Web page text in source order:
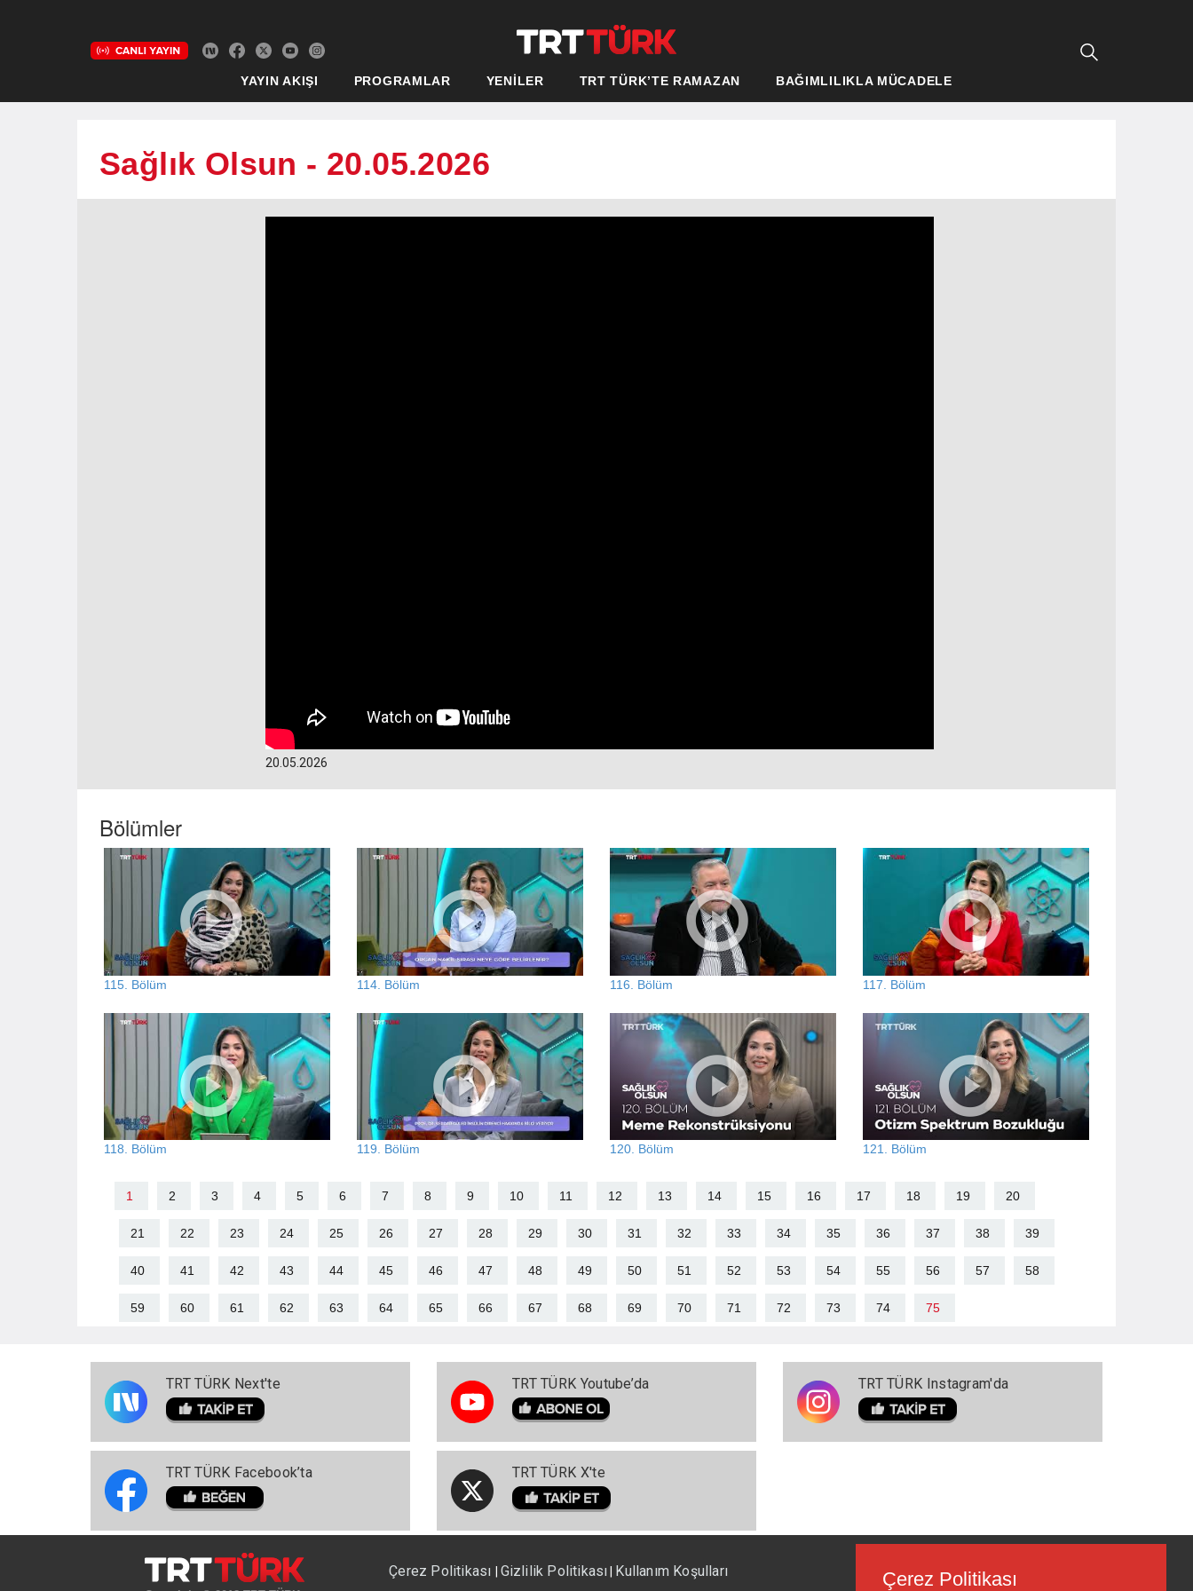
YAYIN AKIŞI PROGRAMLAR YENİLER TRT TÜRK’TE RAMAZAN BAĞIMLILIKLA MÜCADELE
Sağlık Olsun - 20.05.2026
20.05.2026
Bölümler
115. Bölüm 114. Bölüm 116. Bölüm 117. Bölüm
118. Bölüm 119. Bölüm 120. Bölüm 121. Bölüm
1 2 3 4 5 6 7 8 9 10 11 12 13 14 15 16 17 18 19 20
21 22 23 24 25 26 27 28 29 30 31 32 33 34 35 36 37 38 39
40 41 42 43 44 45 46 47 48 49 50 51 52 53 54 55 56 57 58
59 60 61 62 63 64 65 66 67 68 69 70 71 72 73 74 75
TRT TÜRK Next'te
TRT TÜRK Facebook’ta
TRT TÜRK Youtube’da
TRT TÜRK X'te
TRT TÜRK Instagram'da
Çerez Politikası Gizlilik Politikası Kullanım Koşulları Çerez Politikası